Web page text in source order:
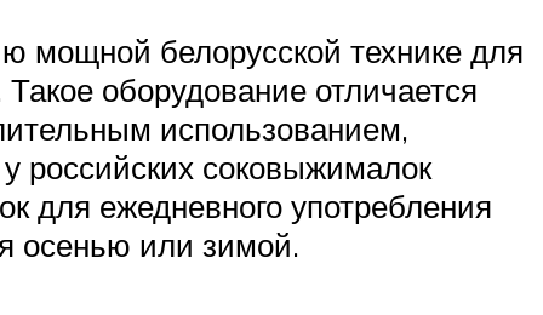
мощной белорусской технике для
оборудование отличается
использованием,
российских соковыжималок
для ежедневного употребления
осенью или зимой.